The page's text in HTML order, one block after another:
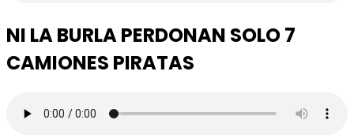
NI LA BURLA PERDONAN SOLO 7
CAMIONES PIRATAS